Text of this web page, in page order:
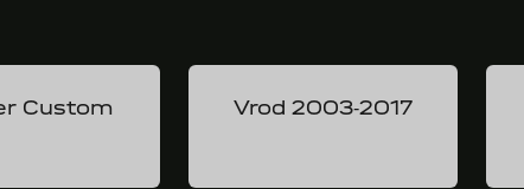
Custom Vrod 2003-2017